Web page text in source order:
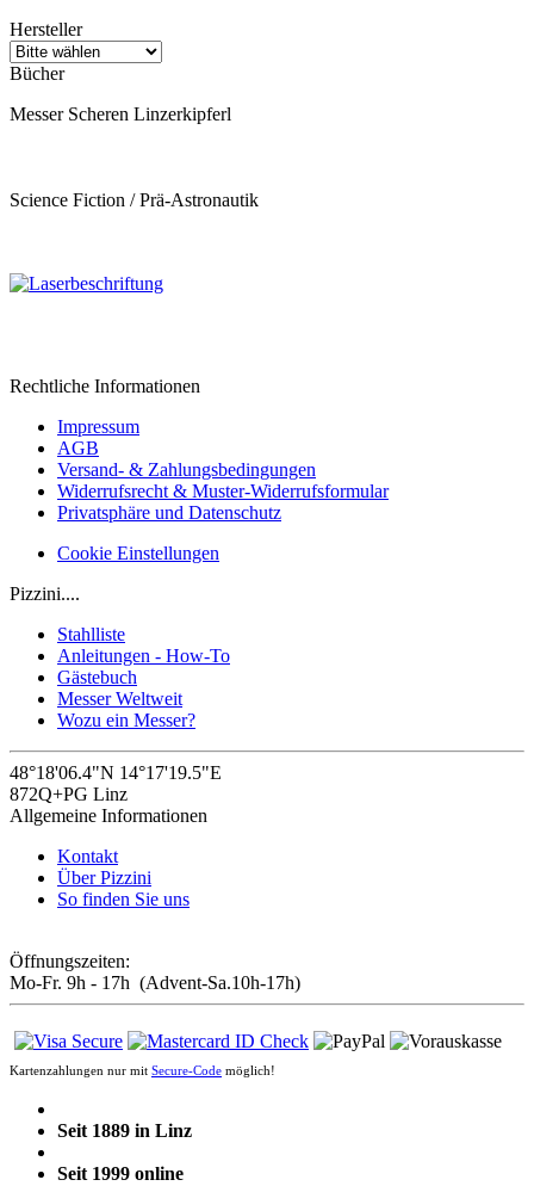
Hersteller
Bücher
Messer Scheren Linzerkipferl
Science Fiction / Prä-Astronautik
Rechtliche Informationen
Impressum
AGB
Versand- & Zahlungsbedingungen
Widerrufsrecht & Muster-Widerrufsformular
Privatsphäre und Datenschutz
Cookie Einstellungen
Pizzini....
Stahlliste
Anleitungen - How-To
Gästebuch
Messer Weltweit
Wozu ein Messer?
48°18'06.4"N 14°17'19.5"E
872Q+PG Linz
Allgemeine Informationen
Kontakt
Über Pizzini
So finden Sie uns
Öffnungszeiten:
Mo-Fr. 9h - 17h (Advent-Sa.10h-17h)
Kartenzahlungen nur mit Secure-Code möglich!
Seit 1889 in Linz
Seit 1999 online